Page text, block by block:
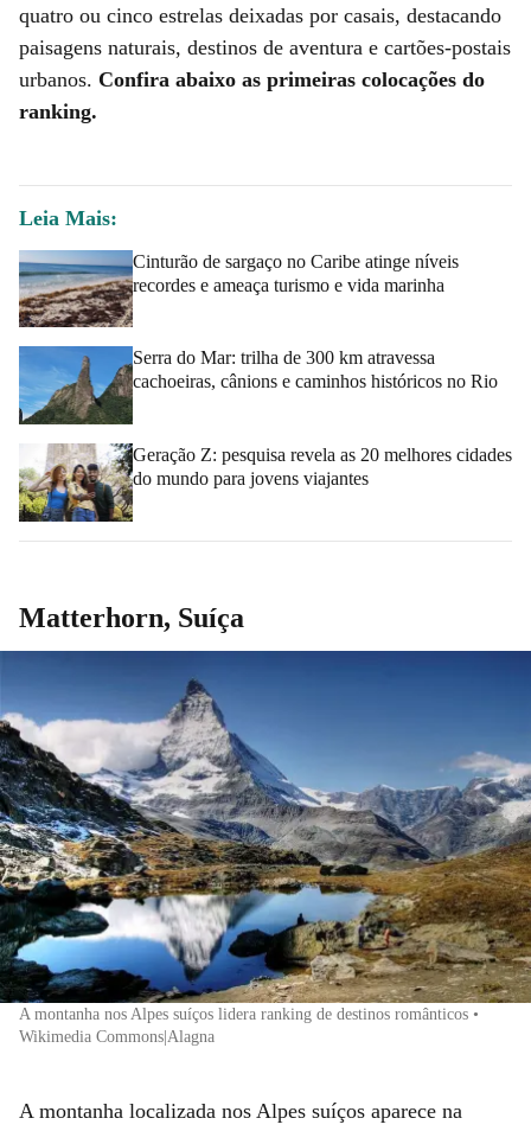
quatro ou cinco estrelas deixadas por casais, destacando
paisagens naturais, destinos de aventura e cartões-postais
urbanos. Confira abaixo as primeiras colocações do
ranking.
Leia Mais:
Cinturão de sargaço no Caribe atinge níveis
recordes e ameaça turismo e vida marinha
Serra do Mar: trilha de 300 km atravessa
cachoeiras, cânions e caminhos históricos no Rio
Geração Z: pesquisa revela as 20 melhores cidades
do mundo para jovens viajantes
Matterhorn, Suíça
A montanha nos Alpes suíços lidera ranking de destinos românticos •
Wikimedia Commons|Alagna
A montanha localizada nos Alpes suíços aparece na